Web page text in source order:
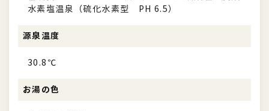
水素塩温泉（硫化水素型 PH 6.5）
源泉温度
30.8℃
お湯の色